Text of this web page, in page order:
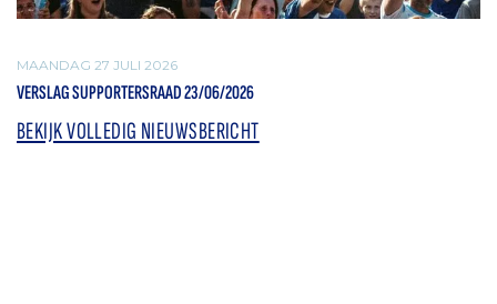
MAANDAG 27 JULI 2026
VERSLAG SUPPORTERSRAAD 23/06/2026
BEKIJK VOLLEDIG NIEUWSBERICHT